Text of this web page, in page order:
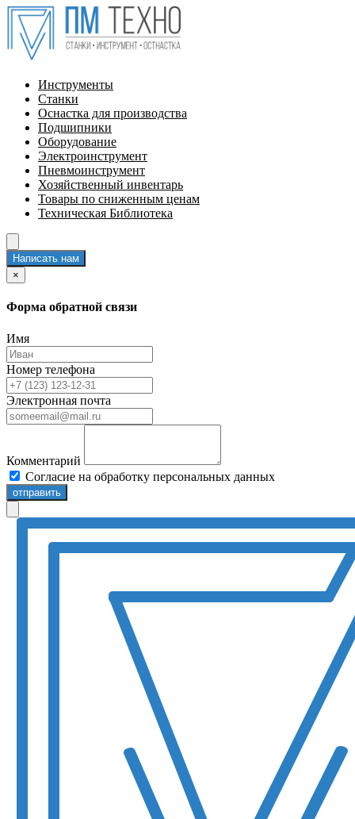
Инструменты
Станки
Оснастка для производства
Подшипники
Оборудование
Электроинструмент
Пневмоинструмент
Хозяйственный инвентарь
Товары по сниженным ценам
Техническая Библиотека
Написать нам
×
Форма обратной связи
Имя
Номер телефона
Электронная почта
Комментарий
Согласие на обработку персональных данных
отправить